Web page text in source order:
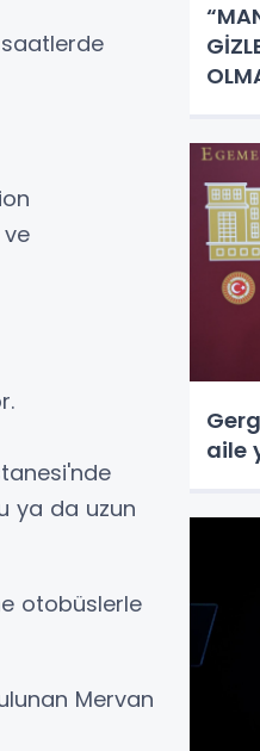
saatlerde
ve
ya da uzun
otobüslerle
Mervan
aile